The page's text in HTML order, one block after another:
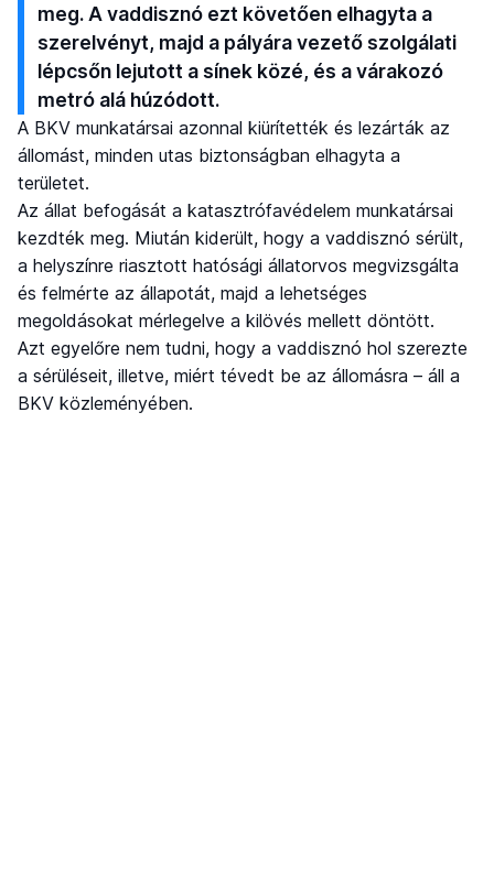
meg. A vaddisznó ezt követően elhagyta a
szerelvényt, majd a pályára vezető szolgálati
lépcsőn lejutott a sínek közé, és a várakozó
metró alá húzódott.
A BKV munkatársai azonnal kiürítették és lezárták az
állomást, minden utas biztonságban elhagyta a
területet.
Az állat befogását a katasztrófavédelem munkatársai
kezdték meg. Miután kiderült, hogy a vaddisznó sérült,
a helyszínre riasztott hatósági állatorvos megvizsgálta
és felmérte az állapotát, majd a lehetséges
megoldásokat mérlegelve a kilövés mellett döntött.
Azt egyelőre nem tudni, hogy a vaddisznó hol szerezte
a sérüléseit, illetve, miért tévedt be az állomásra – áll a
BKV közleményében.